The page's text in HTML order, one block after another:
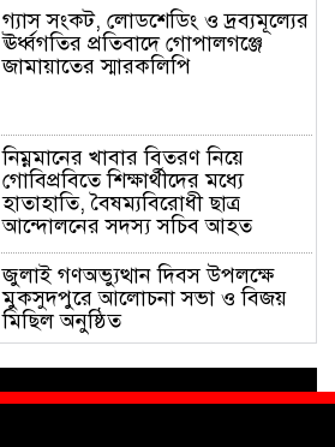
গ্যাস সংকট, লোডশেডিং ও দ্রব্যমূল্যের
ঊর্ধ্বগতির প্রতিবাদে গোপালগঞ্জে
জামায়াতের স্মারকলিপি
নিম্নমানের খাবার বিতরণ নিয়ে
গোবিপ্রবিতে শিক্ষার্থীদের মধ্যে
হাতাহাতি, বৈষম্যবিরোধী ছাত্র
আন্দোলনের সদস্য সচিব আহত
জুলাই গণঅভ্যুত্থান দিবস উপলক্ষে
মুকসুদপুরে আলোচনা সভা ও বিজয়
মিছিল অনুষ্ঠিত
গোবিপ্রবিতে জুলাই গণঅভ্যুত্থান দিবস
উদযাপন